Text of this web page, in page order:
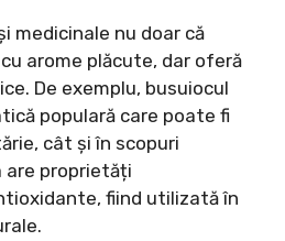
medicinale nu doar că
arome plăcute, dar oferă
De exemplu, busuiocul
populară care poate fi
cât și în scopuri
are proprietăți
fiind utilizată în